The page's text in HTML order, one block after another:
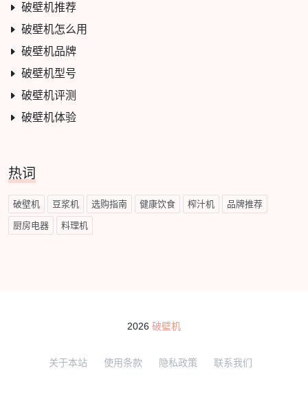
破壁机推荐
破壁机怎么用
破壁机品牌
破壁机型号
破壁机评测
破壁机体验
热词
破壁机 豆浆机 选购指南 健康饮食 榨汁机 品牌推荐
厨房电器 料理机
2026 破壁机
关于本站 使用条款 隐私政策 联系我们